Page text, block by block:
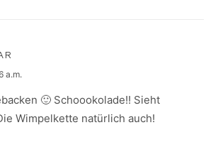
a.m.
🙂 Schoookolade!! Sieht
Wimpelkette natürlich auch!